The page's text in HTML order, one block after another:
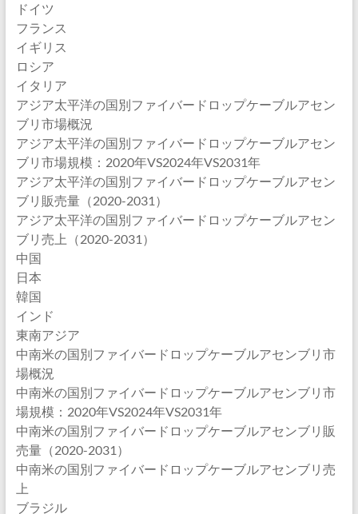
ドイツ
フランス
イギリス
ロシア
イタリア
アジア太平洋の国別ファイバードロップケーブルアセン
ブリ市場概況
アジア太平洋の国別ファイバードロップケーブルアセン
ブリ市場規模：2020年VS2024年VS2031年
アジア太平洋の国別ファイバードロップケーブルアセン
ブリ販売量（2020-2031）
アジア太平洋の国別ファイバードロップケーブルアセン
ブリ売上（2020-2031）
中国
日本
韓国
インド
東南アジア
中南米の国別ファイバードロップケーブルアセンブリ市
場概況
中南米の国別ファイバードロップケーブルアセンブリ市
場規模：2020年VS2024年VS2031年
中南米の国別ファイバードロップケーブルアセンブリ販
売量（2020-2031）
中南米の国別ファイバードロップケーブルアセンブリ売
上
ブラジル